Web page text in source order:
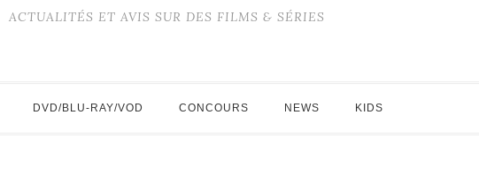
ACTUALITÉS ET AVIS SUR DES FILMS & SÉRIES
DVD/BLU-RAY/VOD CONCOURS NEWS KIDS